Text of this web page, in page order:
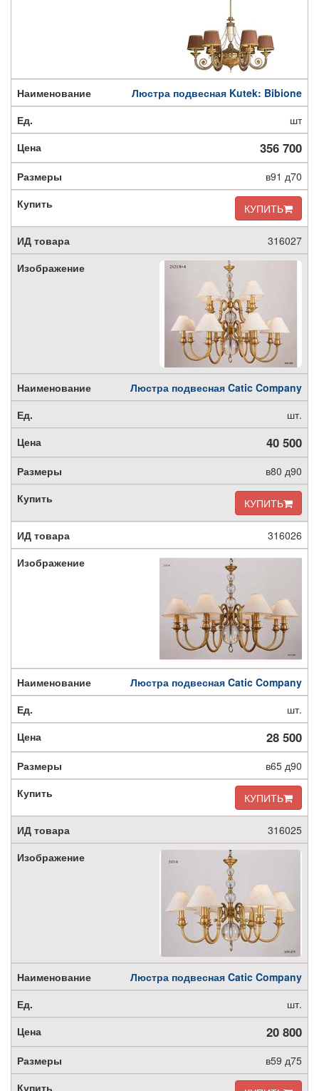
Люстра подвесная Kutek: Bibione
шт
356 700
в91 д70
КУПИТЬ
316027
Люстра подвесная Catic Company
шт.
40 500
в80 д90
КУПИТЬ
316026
Люстра подвесная Catic Company
шт.
28 500
в65 д90
КУПИТЬ
316025
Люстра подвесная Catic Company
шт.
20 800
в59 д75